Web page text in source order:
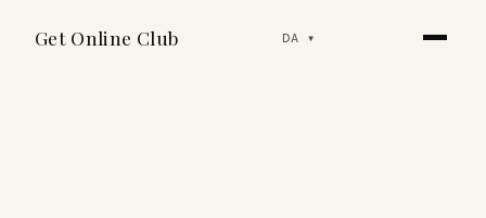
Get Online Club DA ▾